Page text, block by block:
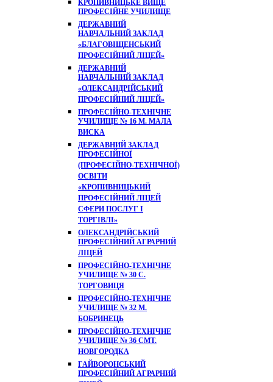
КРОПИВНИЦЬКЕ ВИЩЕ
ПРОФЕСІЙНЕ УЧИЛИЩЕ
ДЕРЖАВНИЙ
НАВЧАЛЬНИЙ ЗАКЛАД
«БЛАГОВІЩЕНСЬКИЙ
ПРОФЕСІЙНИЙ ЛІЦЕЙ»
ДЕРЖАВНИЙ
НАВЧАЛЬНИЙ ЗАКЛАД
«ОЛЕКСАНДРІЙСЬКИЙ
ПРОФЕСІЙНИЙ ЛІЦЕЙ»
ПРОФЕСІЙНО-ТЕХНІЧНЕ
УЧИЛИЩЕ № 16 М. МАЛА
ВИСКА
ДЕРЖАВНИЙ ЗАКЛАД
ПРОФЕСІЙНОЇ
(ПРОФЕСІЙНО-ТЕХНІЧНОЇ)
ОСВІТИ
«КРОПИВНИЦЬКИЙ
ПРОФЕСІЙНИЙ ЛІЦЕЙ
СФЕРИ ПОСЛУГ І
ТОРГІВЛІ»
ОЛЕКСАНДРІЙСЬКИЙ
ПРОФЕСІЙНИЙ АГРАРНИЙ
ЛІЦЕЙ
ПРОФЕСІЙНО-ТЕХНІЧНЕ
УЧИЛИЩЕ № 30 С.
ТОРГОВИЦЯ
ПРОФЕСІЙНО-ТЕХНІЧНЕ
УЧИЛИЩЕ № 32 М.
БОБРИНЕЦЬ
ПРОФЕСІЙНО-ТЕХНІЧНЕ
УЧИЛИЩЕ № 36 СМТ.
НОВГОРОДКА
ГАЙВОРОНСЬКИЙ
ПРОФЕСІЙНИЙ АГРАРНИЙ